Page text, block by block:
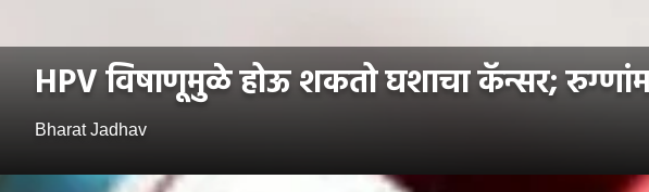
HPV विषाणूमुळे होऊ शकतो घशाचा कॅन्सर;
Bharat Jadhav